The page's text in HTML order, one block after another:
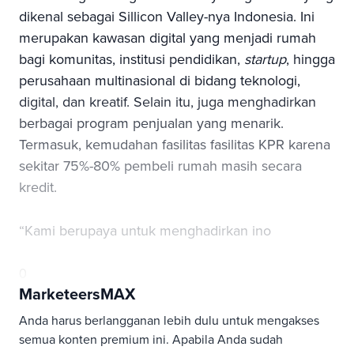
dikenal sebagai Sillicon Valley-nya Indonesia. Ini
merupakan kawasan digital yang menjadi rumah
bagi komunitas, institusi pendidikan, startup, hingga
perusahaan multinasional di bidang teknologi,
digital, dan kreatif. Selain itu, juga menghadirkan
berbagai program penjualan yang menarik.
Termasuk, kemudahan fasilitas fasilitas KPR karena
sekitar 75%-80% pembeli rumah masih secara
kredit.
“Kami berupaya untuk menghadirkan ino
MarketeersMAX
Anda harus berlangganan lebih dulu untuk mengakses
semua konten premium ini. Apabila Anda sudah